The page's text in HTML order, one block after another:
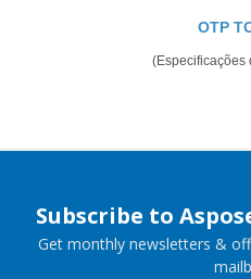
OTP
(Especificações
Subscribe to
Get monthly newsletters &